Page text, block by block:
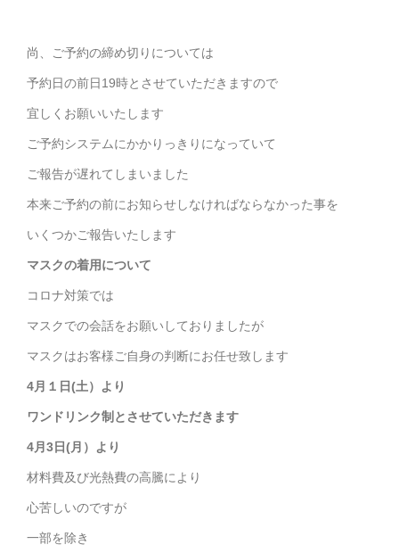
尚、ご予約の締め切りについては
予約日の前日19時とさせていただきますので
宜しくお願いいたします
ご予約システムにかかりっきりになっていて
ご報告が遅れてしまいました
本来ご予約の前にお知らせしなければならなかった事を
いくつかご報告いたします
マスクの着用について
コロナ対策では
マスクでの会話をお願いしておりましたが
マスクはお客様ご自身の判断にお任せ致します
4月１日(土）より
ワンドリンク制とさせていただきます
4月3日(月）より
材料費及び光熱費の高騰により
心苦しいのですが
一部を除き